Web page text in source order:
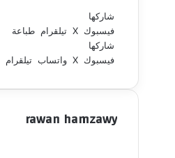
شاركها
فيسبوك ‫X تيلقرام طباعة
شاركها
فيسبوك ‫X واتساب تيلقرام
rawan hamzawy